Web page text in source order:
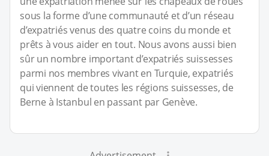
sous la forme d’une communauté et d’un réseau
d’expatriés venus des quatre coins du monde et
prêts à vous aider en tout. Nous avons aussi bien
sûr un nombre important d’expatriés suissesses
parmi nos membres vivant en Turquie, expatriés
qui viennent de toutes les régions suissesses, de
Berne à Istanbul en passant par Genève.